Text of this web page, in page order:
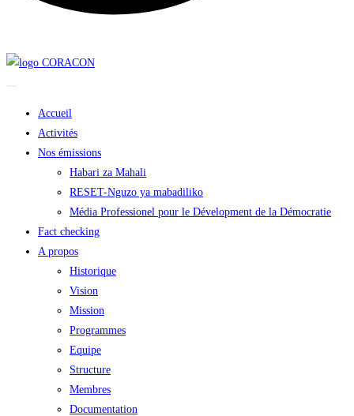
Accueil
Activités
Nos émissions
Habari za Mahali
RESET-Nguzo ya mabadiliko
Média Professionel pour le Dévelopment de la Démocratie
Fact checking
A propos
Historique
Vision
Mission
Programmes
Equipe
Structure
Membres
Documentation